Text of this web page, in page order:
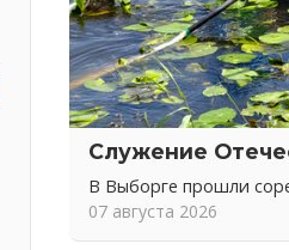
Служение
В Выборге прошли
07 августа 2026